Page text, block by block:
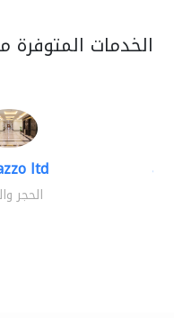
الخدمات
ltd
الحجر
al